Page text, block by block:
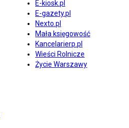
E-kiosk.pl
E-gazety.pl
Nexto.pl
Mała księgowość
Kancelarierp.pl
Wieści Rolnicze
Życie Warszawy